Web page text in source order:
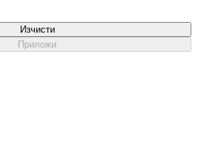
Изчисти
Приложи